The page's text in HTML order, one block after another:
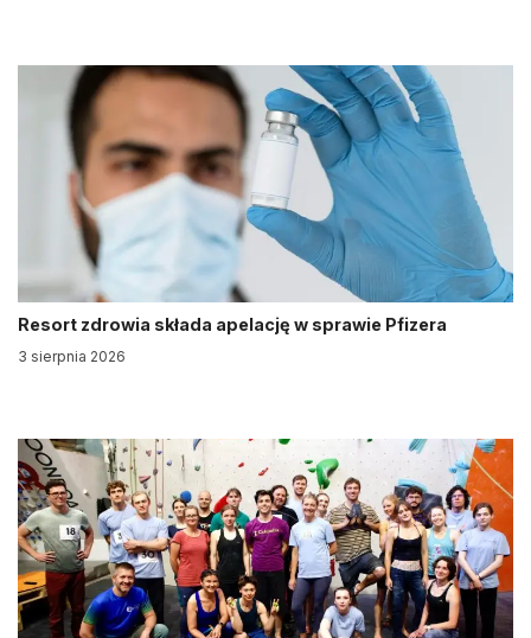
Resort zdrowia składa apelację w sprawie Pfizera
3 sierpnia 2026